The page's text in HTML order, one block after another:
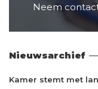
Neem
Nieuwsarchief
Kamer stemt met